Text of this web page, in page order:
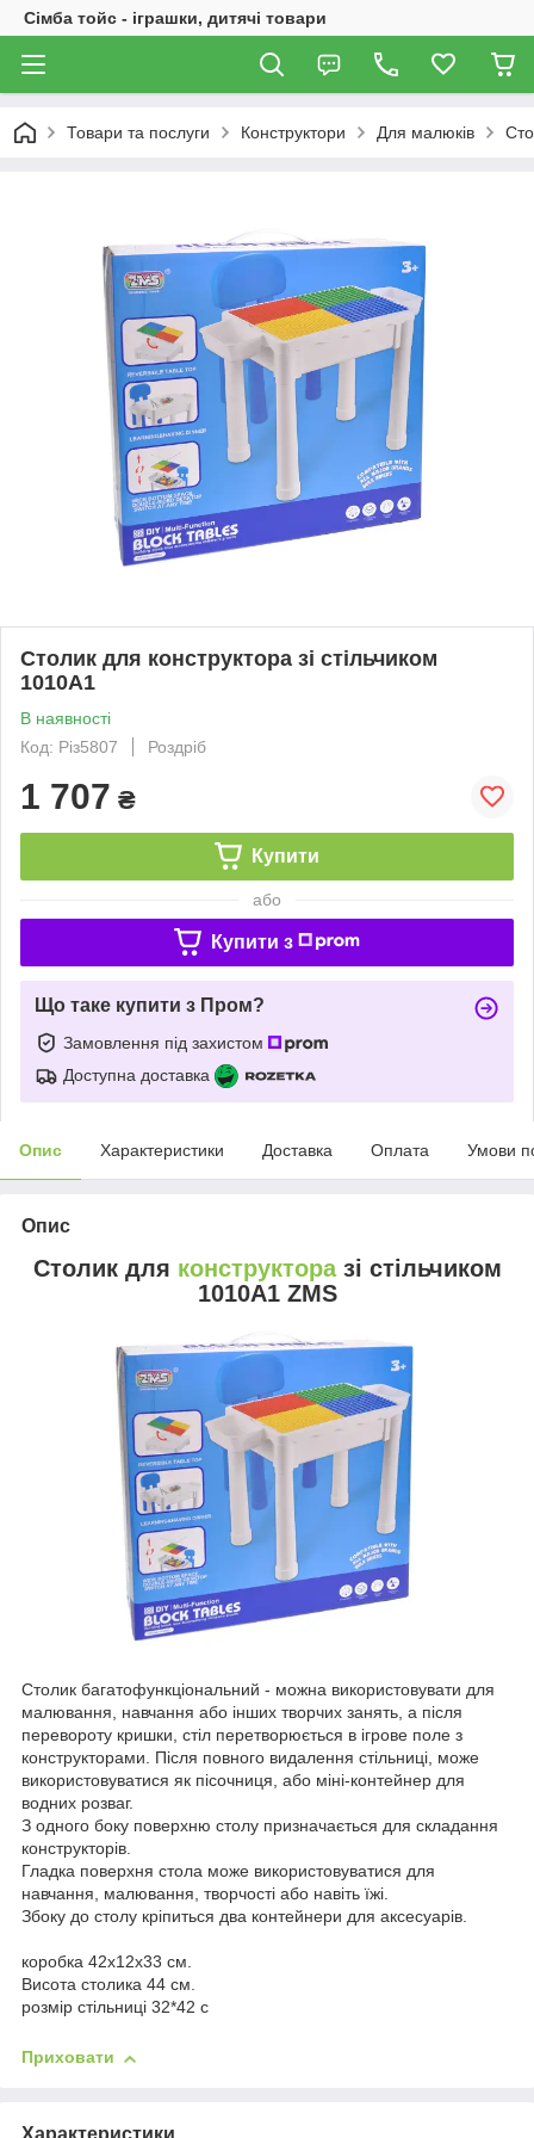
Сімба тойс - іграшки, дитячі товари
Товари та послуги Конструктори Для малюків
Столик для конструктора зі стільчиком
1010A1
В наявності
Код: Різ5807
Роздріб
1 707 ₴
Купити
або
Купити з
Що таке купити з Пром?
Замовлення під захистом
Доступна доставка
Опис Характеристики Доставка Оплата Умови
Опис
Столик для конструкторазі стільчиком
1010A1 ZMS
Столик багатофункціональний - можна використовувати для
малювання, навчання або інших творчих занять, а після
перевороту кришки, стіл перетворюється в ігрове поле з
конструкторами. Після повного видалення стільниці, може
використовуватися як пісочниця, або міні-контейнер для
водних розваг.
З одного боку поверхню столу призначається для складання
конструкторів.
Гладка поверхня стола може використовуватися для
навчання, малювання, творчості або навіть їжі.
Збоку до столу кріпиться два контейнери для аксесуарів.
коробка 42х12х33 см.
Висота столика 44 см.
розмір стільниці 32*42 с
Приховати